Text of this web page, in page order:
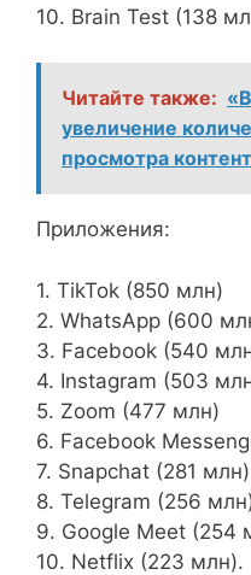
10. Brain Test (138
Читайте также:
увеличение
просмотра
Приложения:
1. TikTok (850 млн)
2. WhatsApp (600
3. Facebook (540
4. Instagram (503
5. Zoom (477 млн)
6. Facebook
7. Snapchat (281 млн)
8. Telegram (256
9. Google Meet (254
10. Netflix (223 млн).